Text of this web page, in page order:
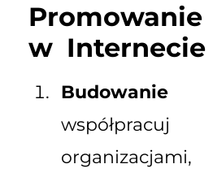
w Internecie
Budowanie